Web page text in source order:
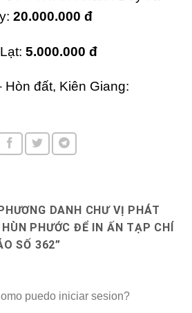
20.000.000 đ
5.000.000 đ
đất, Kiên Giang:
PHƯƠNG DANH CHƯ VỊ PHÁT
PHƯỚC ĐỂ IN ẤN TẠP CHÍ
SỐ 362”
puedo iniciar sesion?